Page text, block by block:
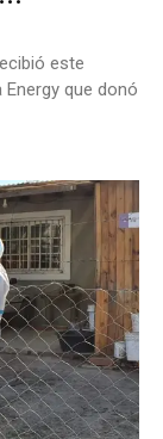
este
que donó